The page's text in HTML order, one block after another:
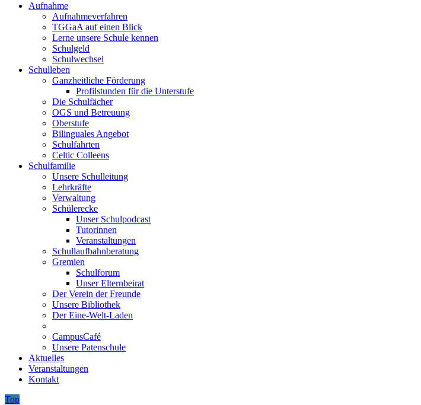
Aufnahme
Aufnahmeverfahren
TGGaA auf einen Blick
Lerne unsere Schule kennen
Schulgeld
Schulwechsel
Schulleben
Ganzheitliche Förderung
Profilstunden für die Unterstufe
Die Schulfächer
OGS und Betreuung
Oberstufe
Bilinguales Angebot
Schulfahrten
Celtic Colleens
Schulfamilie
Unsere Schulleitung
Lehrkräfte
Verwaltung
Schülerecke
Unser Schulpodcast
Tutorinnen
Veranstaltungen
Schullaufbahnberatung
Gremien
Schulforum
Unser Elternbeirat
Der Verein der Freunde
Unsere Bibliothek
Der Eine-Welt-Laden
CampusCafé
Unsere Patenschule
Aktuelles
Veranstaltungen
Kontakt
Top